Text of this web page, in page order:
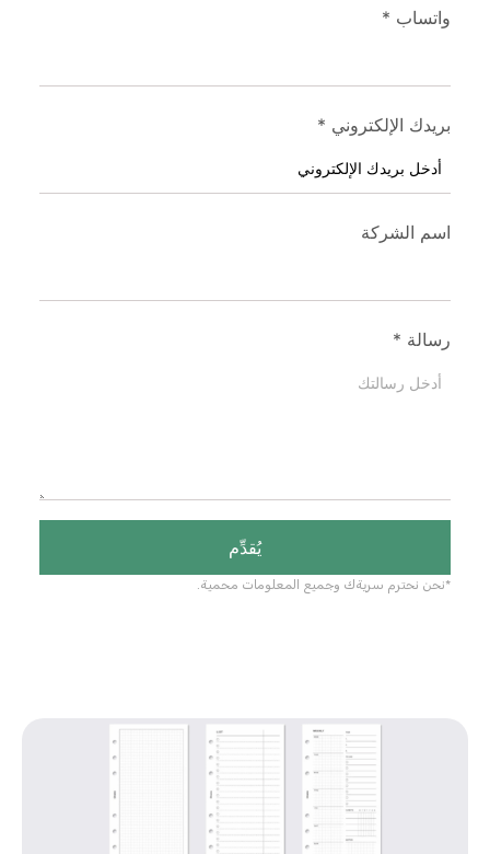
واتساب *
بريدك الإلكتروني *
اسم الشركة
رسالة *
يُقدِّم
*نحن نحترم سريةك وجميع المعلومات محمية.